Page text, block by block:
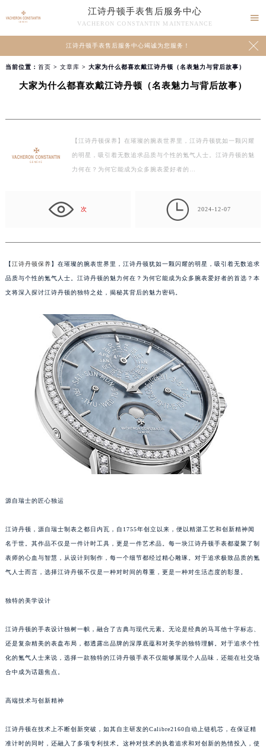
江诗丹顿手表售后服务中心
VACHERON CONSTANTIN MAINTENANCE

江诗丹顿手表售后服务中心竭诚为您服务！ 
当前位置： 首页 > 文章库 > 大家为什么都喜欢戴江诗丹顿（名表魅力与背后故事）
大家为什么都喜欢戴江诗丹顿（名表魅力与背后故事）
【江诗丹顿保养】在璀璨的腕表世界里，江诗丹顿犹如一颗闪耀
的明星，吸引着无数追求品质与个性的氪气人士。江诗丹顿的魅
力何在？为何它能成为众多腕表爱好者的…
次  2024-12-07
【江诗丹顿保养】在璀璨的腕表世界里，江诗丹顿犹如一颗闪耀的明星，吸引着无数追求
品质与个性的氪气人士。江诗丹顿的魅力何在？为何它能成为众多腕表爱好者的首选？本
文将深入探讨江诗丹顿的独特之处，揭秘其背后的魅力密码。
源自瑞士的匠心独运
江诗丹顿，源自瑞士制表之都日内瓦，自1755年创立以来，便以精湛工艺和创新精神闻
名于世。其作品不仅是一件计时工具，更是一件艺术品。每一块江诗丹顿手表都凝聚了制
表师的心血与智慧，从设计到制作，每一个细节都经过精心雕琢。对于追求极致品质的氪
气人士而言，选择江诗丹顿不仅是一种对时间的尊重，更是一种对生活态度的彰显。
独特的美学设计
江诗丹顿的手表设计独树一帜，融合了古典与现代元素。无论是经典的马耳他十字标志、
还是复杂精美的表盘布局，都透露出品牌的深厚底蕴和对美学的独特理解。对于追求个性
化的氪气人士来说，选择一款独特的江诗丹顿手表不仅能够展现个人品味，还能在社交场
合中成为话题焦点。
高端技术与创新精神
江诗丹顿在技术上不断创新突破，如其自主研发的Calibre2160自动上链机芯，在保证精
准计时的同时，还融入了多项专利技术。这种对技术的执着追求和对创新的热情投入，使